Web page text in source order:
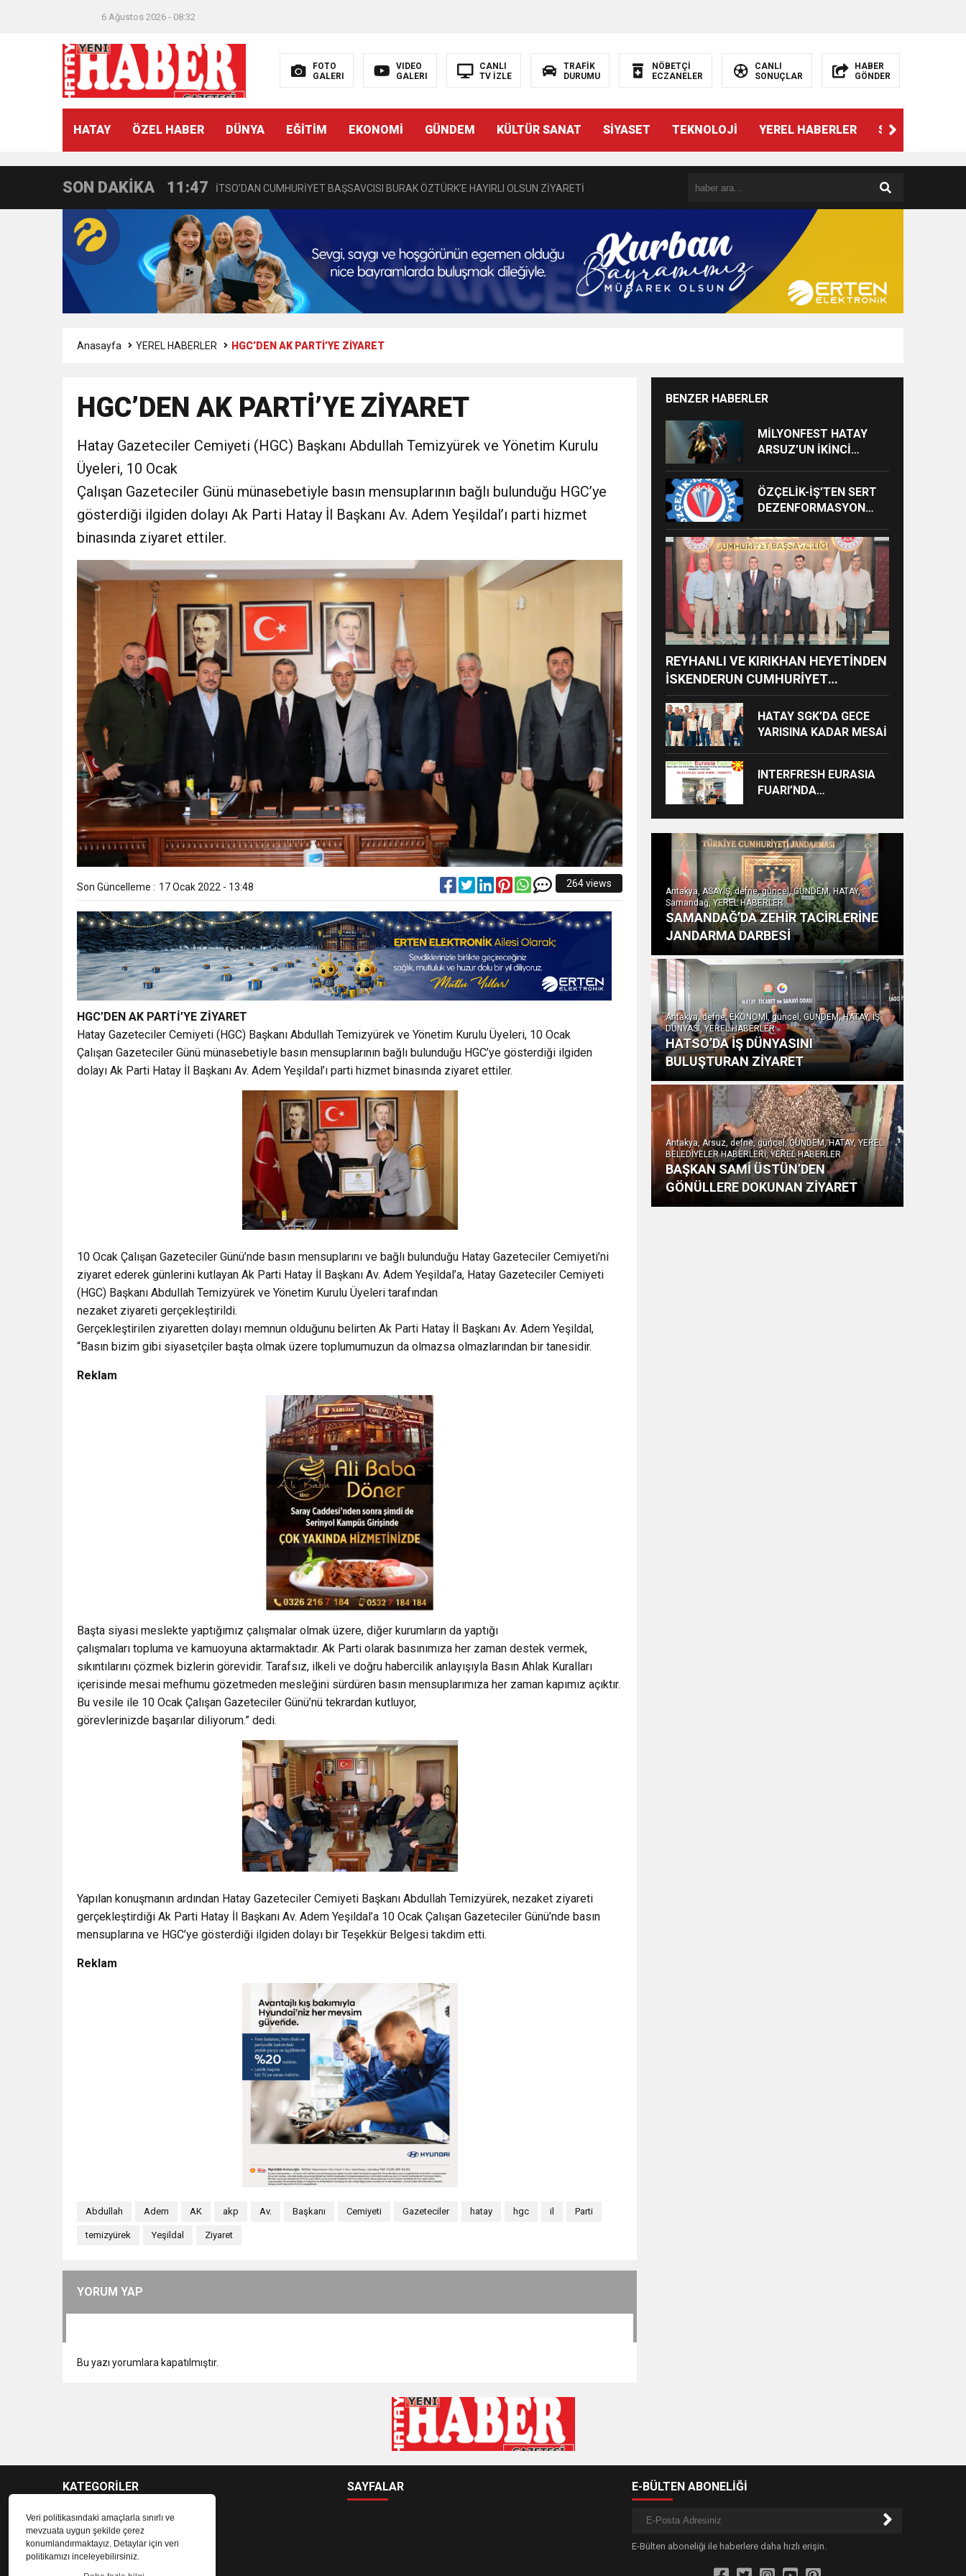
Veri politikasındaki amaçlarla sınırlı ve
mevzuata uygun şekilde çerez
konumlandırmaktayız. Detaylar için veri
politikamızı inceleyebilirsiniz.
6 Ağustos 2026 - 08:32
FOTO
GALERI
VIDEO
GALERI
CANLI
TV İZLE
TRAFİK
DURUMU
NÖBETÇİ
ECZANELER
CANLI
SONUÇLAR
HABER
GÖNDER
HATAY ÖZEL HABER DÜNYA EĞİTİM EKONOMİ GÜNDEM KÜLTÜR SANAT SİYASET TEKNOLOJİ YEREL HABERLER SPOR
SON DAKİKA
21:40
11:47 İTSO’DAN CUMHURİYET BAŞSAVCISI BURAK ÖZTÜRK’E HAYIRLI OLSUN ZİYARETİ
18:55 İNCE’NİN CHP’DE KALMASININ PERDE ARKASI: GÖRÜNENDEN DAHA FAZLASI MI VAR?
11:57 IŞIL Eczanesi Görkemli Bir Törenle Hizmete Açıldı
21:40
6:19 HBB BAŞKANI ÖNTÜRK’ÜN CUMHURİYET BAYRAMI MESAJI
17:36 KURUMLAR VERGİSİ ERTELENDİ
1:00 İTSO İŞ-KUR SGK TOPLANTI DUYURUSU
21:40 CEYLANDERE’DE BAŞKAN EMRAH KARAÇAY’A SEVGİ SELİ
18:22 BAŞKAN SAMİ ÜSTÜN’DEN GÖNÜLLERE DOKUNAN ZİYARET
Anasayfa YEREL HABERLER HGC’DEN AK PARTİ’YE ZİYARET
HGC’DEN AK PARTİ’YE ZİYARET
Hatay Gazeteciler Cemiyeti (HGC) Başkanı Abdullah Temizyürek ve Yönetim Kurulu
Üyeleri, 10 Ocak
Çalışan Gazeteciler Günü münasebetiyle basın mensuplarının bağlı bulunduğu HGC’ye
gösterdiği ilgiden dolayı Ak Parti Hatay İl Başkanı Av. Adem Yeşildal’ı parti hizmet
binasında ziyaret ettiler.
Son Güncelleme : 17 Ocak 2022 - 13:48 264 views
HGC’DEN AK PARTİ’YE ZİYARET
Hatay Gazeteciler Cemiyeti (HGC) Başkanı Abdullah Temizyürek ve Yönetim Kurulu Üyeleri, 10 Ocak
Çalışan Gazeteciler Günü münasebetiyle basın mensuplarının bağlı bulunduğu HGC’ye gösterdiği ilgiden
dolayı Ak Parti Hatay İl Başkanı Av. Adem Yeşildal’ı parti hizmet binasında ziyaret ettiler.
10 Ocak Çalışan Gazeteciler Günü’nde basın mensuplarını ve bağlı bulunduğu Hatay Gazeteciler Cemiyeti’ni
ziyaret ederek günlerini kutlayan Ak Parti Hatay İl Başkanı Av. Adem Yeşildal’a, Hatay Gazeteciler Cemiyeti
(HGC) Başkanı Abdullah Temizyürek ve Yönetim Kurulu Üyeleri tarafından
nezaket ziyareti gerçekleştirildi.
Gerçekleştirilen ziyaretten dolayı memnun olduğunu belirten Ak Parti Hatay İl Başkanı Av. Adem Yeşildal,
“Basın bizim gibi siyasetçiler başta olmak üzere toplumumuzun da olmazsa olmazlarından bir tanesidir.
Reklam
Başta siyasi meslekte yaptığımız çalışmalar olmak üzere, diğer kurumların da yaptığı
çalışmaları topluma ve kamuoyuna aktarmaktadır. Ak Parti olarak basınımıza her zaman destek vermek,
sıkıntılarını çözmek bizlerin görevidir. Tarafsız, ilkeli ve doğru habercilik anlayışıyla Basın Ahlak Kuralları
içerisinde mesai mefhumu gözetmeden mesleğini sürdüren basın mensuplarımıza her zaman kapımız açıktır.
Bu vesile ile 10 Ocak Çalışan Gazeteciler Günü’nü tekrardan kutluyor,
görevlerinizde başarılar diliyorum.” dedi.
Yapılan konuşmanın ardından Hatay Gazeteciler Cemiyeti Başkanı Abdullah Temizyürek, nezaket ziyareti
gerçekleştirdiği Ak Parti Hatay İl Başkanı Av. Adem Yeşildal’a 10 Ocak Çalışan Gazeteciler Günü’nde basın
mensuplarına ve HGC’ye gösterdiği ilgiden dolayı bir Teşekkür Belgesi takdim etti.
Reklam
Abdullah Adem AK akp Av. Başkanı Cemiyeti Gazeteciler hatay hgc il Parti
temizyürek Yeşildal Ziyaret
YORUM YAP
Bu yazı yorumlara kapatılmıştır.
BENZER HABERLER
MİLYONFEST HATAY
ARSUZ’UN İKİNCİ
ALACAK
ÖZÇELİK-İŞ’TEN SERT
DEZENFORMASYON
VE CEZAİ SÜREÇ
BAŞLATILDI”
REYHANLI VE KIRIKHAN HEYETİNDEN
İSKENDERUN CUMHURİYET
BAŞSAVCILIĞINA ZİYARET
HATAY SGK’DA GECE
YARISINA KADAR MESAİ
INTERFRESH EURASIA
FUARI’NDA
BİRLİKLERİ İÇİN GERİ
SAYIM BAŞLADI
Antakya, ASAYİŞ, defne, güncel, GÜNDEM, HATAY,
Samandağ, YEREL HABERLER
SAMANDAĞ’DA ZEHİR TACİRLERİNE
JANDARMA DARBESİ
Antakya, defne, EKONOMİ, güncel, GÜNDEM, HATAY, İŞ
DÜNYASI, YEREL HABERLER
HATSO’DA İŞ DÜNYASINI
BULUŞTURAN ZİYARET
Antakya, Arsuz, defne, güncel, GÜNDEM, HATAY, YEREL
BELEDİYELER HABERLERİ, YEREL HABERLER
BAŞKAN SAMİ ÜSTÜN’DEN
GÖNÜLLERE DOKUNAN ZİYARET
KATEGORİLER SAYFALAR E-BÜLTEN ABONELİĞİ
E-Bülten aboneliği ile haberlere daha hızlı erişin.